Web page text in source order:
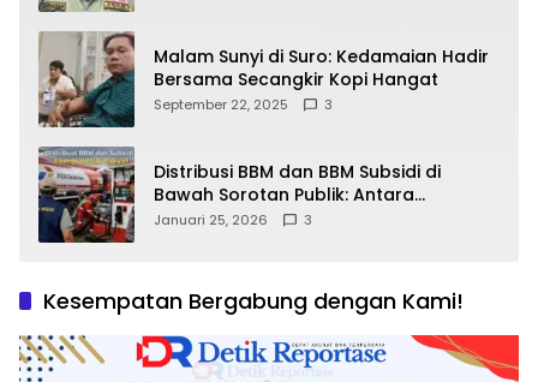
Malam Sunyi di Suro: Kedamaian Hadir
Bersama Secangkir Kopi Hangat
September 22, 2025 3
Distribusi BBM dan BBM Subsidi di
Bawah Sorotan Publik: Antara
Kepentingan Negara, Hak Konsumen,
Januari 25, 2026 3
Kesempatan Bergabung dengan Kami!